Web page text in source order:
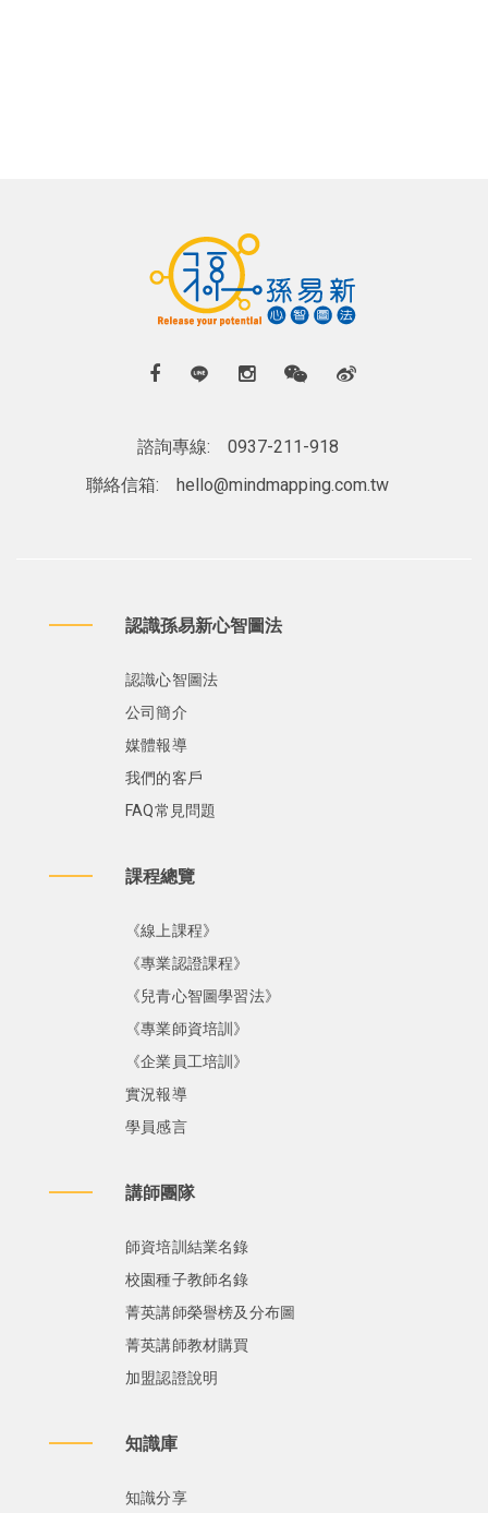
諮詢專線:
0937-211-918
聯絡信箱:
hello@mindmapping.com.tw
認識孫易新心智圖法
認識心智圖法
公司簡介
媒體報導
我們的客戶
FAQ常見問題
課程總覽
《線上課程》
《專業認證課程》
《兒青心智圖學習法》
《專業師資培訓》
《企業員工培訓》
實況報導
學員感言
講師團隊
師資培訓結業名錄
校園種子教師名錄
菁英講師榮譽榜及分布圖
菁英講師教材購買
加盟認證說明
知識庫
知識分享